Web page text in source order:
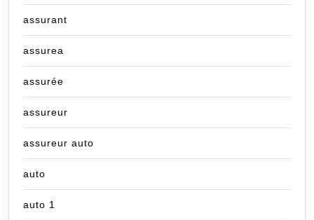
assurant
assurea
assurée
assureur
assureur auto
auto
auto 1